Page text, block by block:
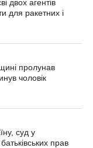
двох агентів
для ракетних і
пролунав
чоловік
суд у
прав